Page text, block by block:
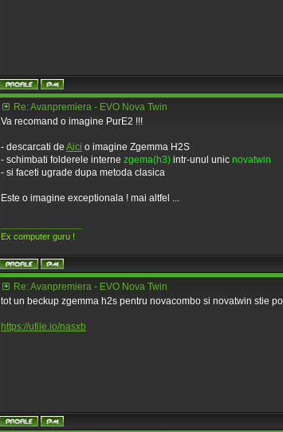
Re: Avanpremiera - EVO Nova Twin
Va recomand o imagine PurE2 !!!
- descarcati de Aici o imagine Zgemma H2S
- schimbati folderele interne zgema(h3) intr-unul unic novatwin
- si faceti ugrade dupa metoda clasica
Este o imagine exceptionala ! mai altfel ...
Ex computer guru !
Re: Avanpremiera - EVO Nova Twin
tot un beckup zgemma h2s pentru novacombo si novatwin stie
https://ufile.io/nasxb